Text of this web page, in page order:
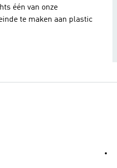
één van onze
te maken aan plastic